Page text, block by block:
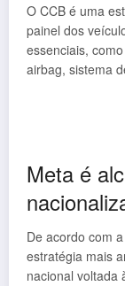
O CCB é uma
painel dos
essenciais,
airbag, sistema
Meta é
De acordo com
estratégia mais
nacional voltada